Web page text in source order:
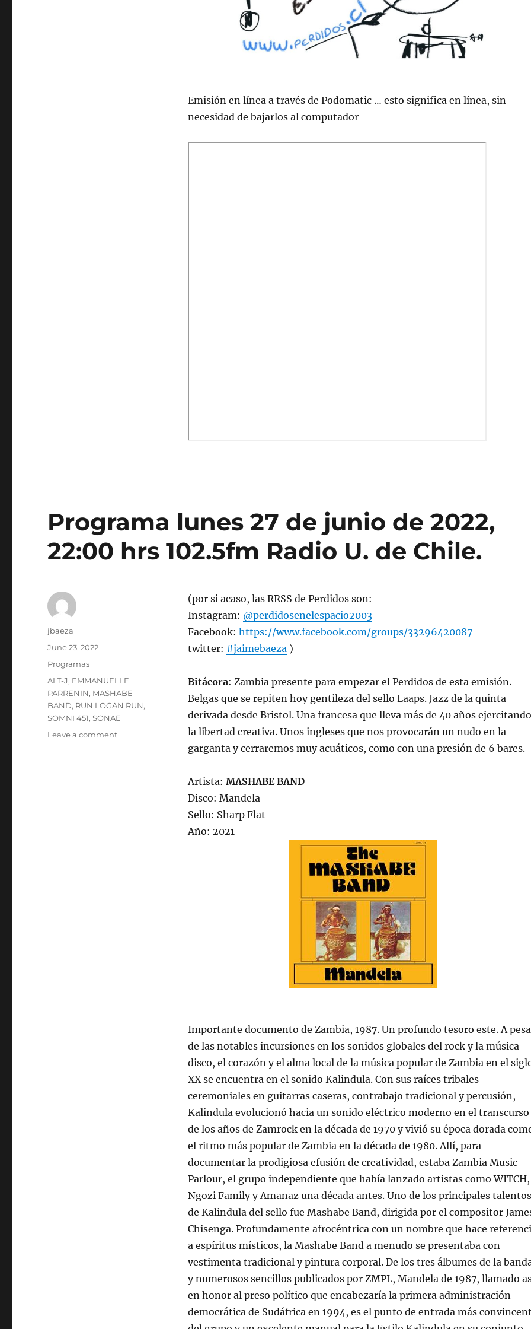
Emisión en lí­nea a través de Podomatic … esto significa en lí­nea, sin
necesidad de bajarlos al computador
Programa lunes 27 de junio de 2022,
22:00 hrs 102.5fm Radio U. de Chile.
(por si acaso, las RRSS de Perdidos son:
Instagram: @perdidosenelespacio2003
Facebook: https://www.facebook.com/groups/33296420087
twitter: #jaimebaeza)
Bitácora: Zambia presente para empezar el Perdidos de esta emisión.
Belgas que se repiten hoy gentileza del sello Laaps. Jazz de la quinta
derivada desde Bristol. Una francesa que lleva más de 40 años ejercitando
la libertad creativa. Unos ingleses que nos provocarán un nudo en la
garganta y cerraremos muy acuáticos, como con una presión de 6 bares.
Artista: MASHABE BAND
Disco: Mandela
Sello: Sharp Flat
Año: 2021
Importante documento de Zambia, 1987. Un profundo tesoro este. A
de las notables incursiones en los sonidos globales del rock y la música
disco, el corazón y el alma local de la música popular de Zambia en el
XX se encuentra en el sonido Kalindula. Con sus raíces tribales
ceremoniales en guitarras caseras, contrabajo tradicional y percusión,
Kalindula evolucionó hacia un sonido eléctrico moderno en el transcurso
de los años de Zamrock en la década de 1970 y vivió su época dorada
el ritmo más popular de Zambia en la década de 1980. Allí, para
documentar la prodigiosa efusión de creatividad, estaba Zambia Music
Parlour, el grupo independiente que había lanzado artistas como WITCH,
Ngozi Family y Amanaz una década antes. Uno de los principales talentos
de Kalindula del sello fue Mashabe Band, dirigida por el compositor
Chisenga. Profundamente afrocéntrica con un nombre que hace
a espíritus místicos, la Mashabe Band a menudo se presentaba con
vestimenta tradicional y pintura corporal. De los tres álbumes de la
y numerosos sencillos publicados por ZMPL, Mandela de 1987, llamado
en honor al preso político que encabezaría la primera administración
democrática de Sudáfrica en 1994, es el punto de entrada más
Author
jbaeza
Posted
June 23, 2022
Categories
Programas
Tags
ALT-J, EMMANUELLE
PARRENIN, MASHABE
BAND, RUN LOGAN RUN,
SOMNI 451,SONAE
Leave a commenton